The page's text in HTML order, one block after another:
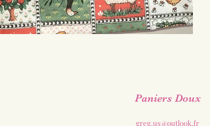
Paniers Doux
greg.us@outlook.fr